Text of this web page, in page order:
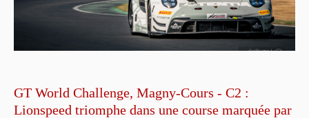
GT World Challenge, Magny-Cours - C2 :
Lionspeed triomphe dans une course marquée par